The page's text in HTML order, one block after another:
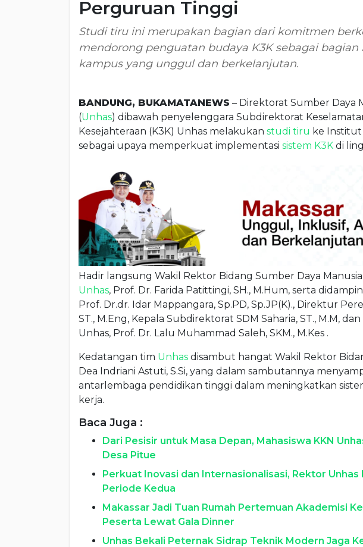
Perguruan Tinggi
Studi tiru ini merupakan bagian dari komitmen
mendorong penguatan budaya K3K sebagai
kampus yang unggul dan berkelanjutan.
BANDUNG, BUKAMATANEWS – Direktorat Sumber Daya
(Unhas) dibawah penyelenggara Subdirektorat
Kesejahteraan (K3K) Unhas melakukan studi tiru ke
sebagai upaya memperkuat implementasi sistem K3K di
Hadir langsung Wakil Rektor Bidang Sumber Daya
Unhas, Prof. Dr. Farida Patittingi, SH., M.Hum, serta
Prof. Dr.dr. Idar Mappangara, Sp.PD, Sp.JP(K)., Direktur
ST., M.Eng, Kepala Subdirektorat SDM Saharia, ST., M.M,
Unhas, Prof. Dr. Lalu Muhammad Saleh, SKM., M.Kes .
Kedatangan tim Unhas disambut hangat Wakil Rektor
Dea Indriani Astuti, S.Si, yang dalam sambutannya
antarlembaga pendidikan tinggi dalam meningkatkan
kerja.
Baca Juga :
Dari Pesisir untuk Masa Depan, Mahasiswa KKN
Desa Pitue
Perkuat Inovasi dan Internasionalisasi, Rektor
Periode Kedua
Makassar Jadi Tuan Rumah Pertemuan Akademisi
Peserta Lewat Gala Dinner
Unhas Bekali Peternak Sidrap Teknik Modern Jaga